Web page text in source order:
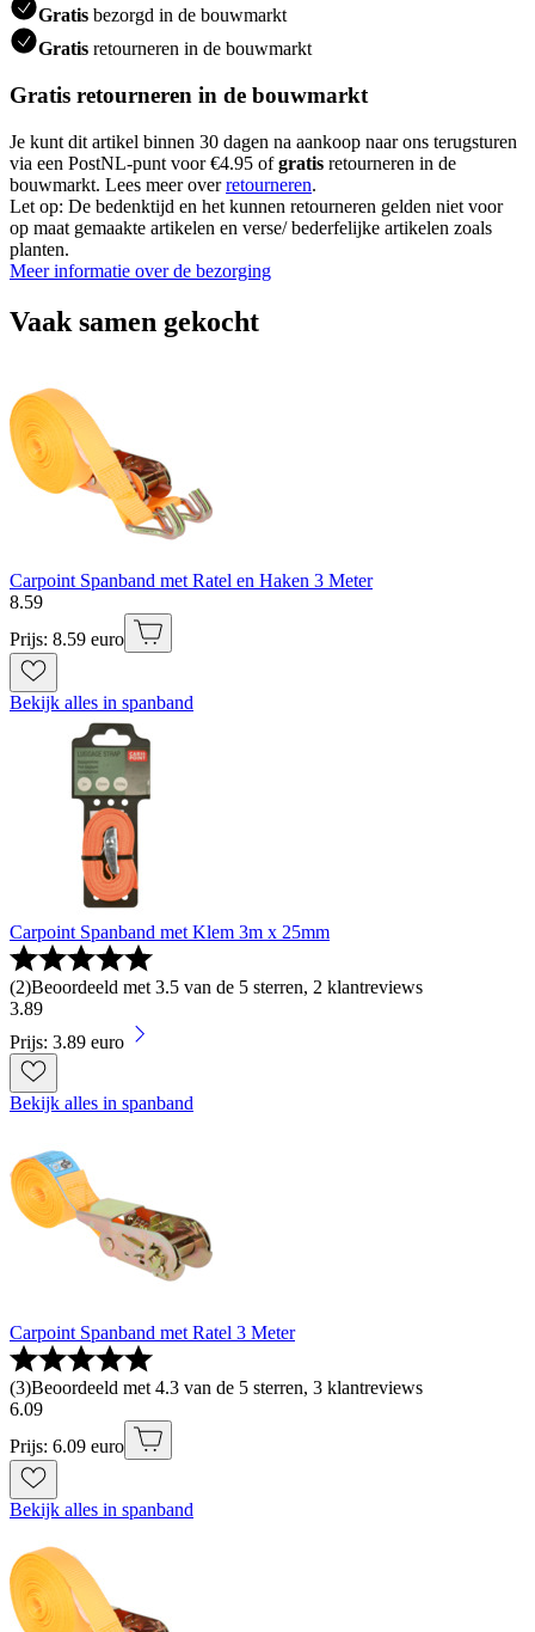
Gratis bezorgd in de bouwmarkt
Gratis retourneren in de bouwmarkt
Gratis retourneren in de bouwmarkt
Je kunt dit artikel binnen 30 dagen na aankoop naar ons terugsturen
via een PostNL-punt voor €4.95 ofgratis retourneren in de
bouwmarkt. Lees meer overretourneren.
Let op: De bedenktijd en het kunnen retourneren gelden niet voor
op maat gemaakte artikelen en verse/ bederfelijke artikelen zoals
planten.
Meer informatie over de bezorging
Vaak samen gekocht
Carpoint Spanband met Ratel en Haken 3 Meter
8.59
Prijs: 8.59 euro
Bekijk alles in spanband
Carpoint Spanband met Klem 3m x 25mm
(2)Beoordeeld met 3.5 van de 5 sterren, 2 klantreviews
3.89
Prijs: 3.89 euro
Bekijk alles in spanband
Carpoint Spanband met Ratel 3 Meter
(3)Beoordeeld met 4.3 van de 5 sterren, 3 klantreviews
6.09
Prijs: 6.09 euro
Bekijk alles in spanband